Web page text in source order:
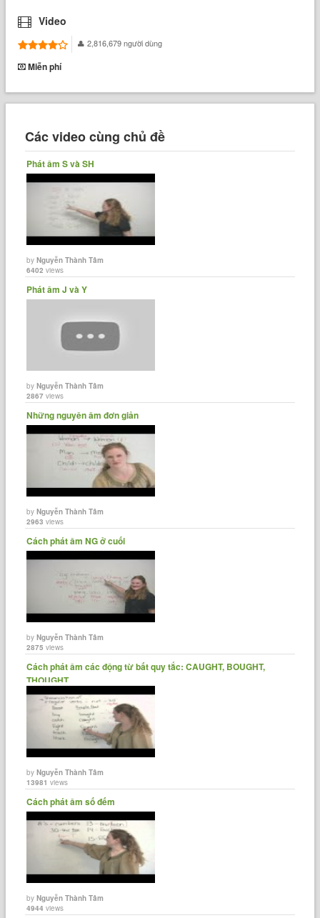
Video
2,816,679 người dùng
Miễn phí
Các video cùng chủ đề
Phát âm S và SH
byNguyễn Thành Tâm
6402 views
Phát âm J và Y
byNguyễn Thành Tâm
2867 views
Những nguyên âm đơn giản
byNguyễn Thành Tâm
2963 views
Cách phát âm NG ở cuối
byNguyễn Thành Tâm
2875 views
Cách phát âm các động từ bất quy tắc: CAUGHT, BOUGHT,
THOUGHT...
byNguyễn Thành Tâm
13981 views
Cách phát âm số đếm
byNguyễn Thành Tâm
4944 views